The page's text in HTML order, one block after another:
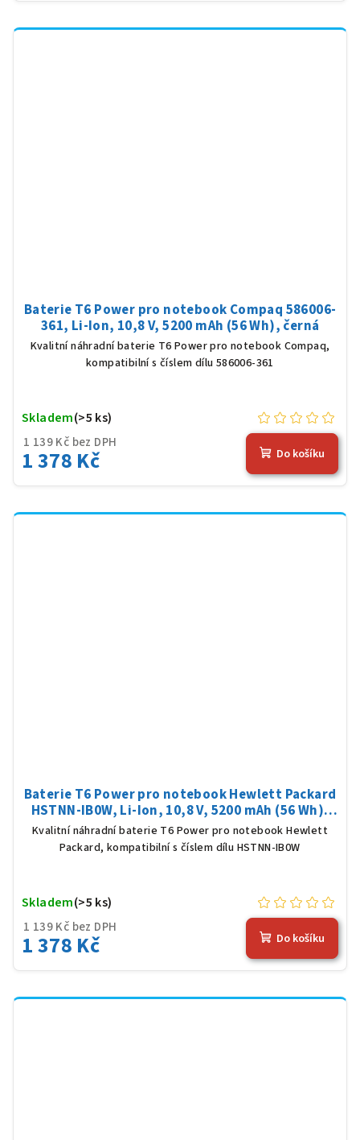
Baterie T6 Power pro notebook Compaq 586006-
361, Li-Ion, 10,8 V, 5200 mAh (56 Wh), černá
Kvalitní náhradní baterie T6 Power pro notebook Compaq,
kompatibilní s číslem dílu 586006-361
1 139 Kč bez DPH
1 378 Kč
Skladem(>5 ks)
Do košíku
Baterie T6 Power pro notebook Hewlett Packard
HSTNN-IB0W, Li-Ion, 10,8 V, 5200 mAh (56 Wh),
černá
Kvalitní náhradní baterie T6 Power pro notebook Hewlett
Packard, kompatibilní s číslem dílu HSTNN-IB0W
1 139 Kč bez DPH
1 378 Kč
Skladem(>5 ks)
Do košíku